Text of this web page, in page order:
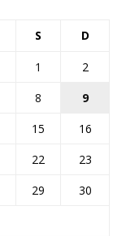
S D
1
2
8
9
15
16
22
23
29
30